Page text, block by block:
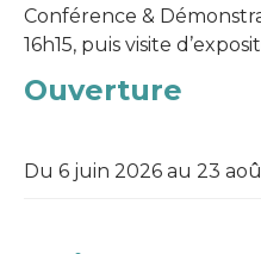
Conférence &
16h15, puis visite
Ouverture
Du 6 juin 2026 au 23